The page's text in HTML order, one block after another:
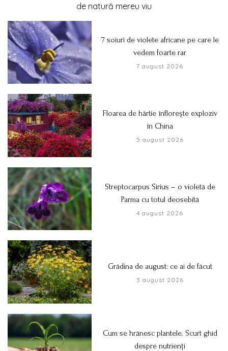
de natură mereu viu
7 soiuri de violete africane pe care le
vedem foarte rar
7 august 2026
Floarea de hârtie înflorește exploziv
în China
5 august 2026
Streptocarpus Sirius – o violetă de
Parma cu totul deosebită
4 august 2026
Grădina de august: ce ai de făcut
3 august 2026
Cum se hrănesc plantele. Scurt ghid
despre nutrienți